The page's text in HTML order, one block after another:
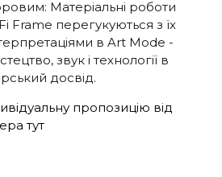
Матеріальні роботи
Frame перегукуються з їх
в Art Mode -
звук і технології в
досвід.
пропозицію від
тут